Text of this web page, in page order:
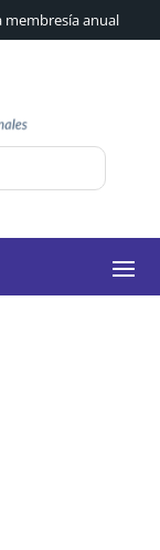
membresía anual